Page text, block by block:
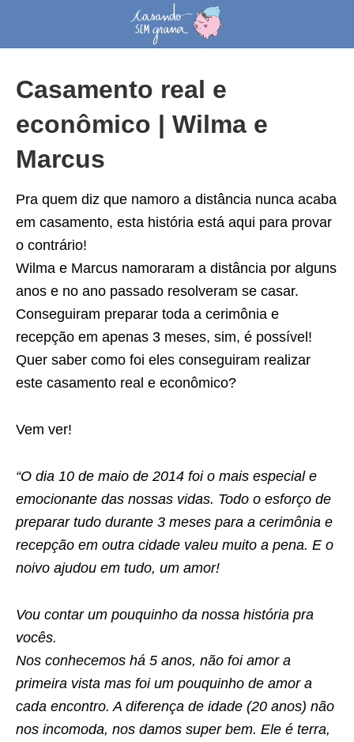
Casamento real e
econômico | Wilma e
Marcus
Pra quem diz que namoro a distância nunca acaba
em casamento, esta história está aqui para provar
o contrário!
Wilma e Marcus namoraram a distância por alguns
anos e no ano passado resolveram se casar.
Conseguiram preparar toda a cerimônia e
recepção em apenas 3 meses, sim, é possível!
Quer saber como foi eles conseguiram realizar
este casamento real e econômico?
Vem ver!
“O dia 10 de maio de 2014 foi o mais especial e
emocionante das nossas vidas. Todo o esforço de
preparar tudo durante 3 meses para a cerimônia e
recepção em outra cidade valeu muito a pena. E o
noivo ajudou em tudo, um amor!
Vou contar um pouquinho da nossa história pra
vocês.
Nos conhecemos há 5 anos, não foi amor a
primeira vista mas foi um pouquinho de amor a
cada encontro. A diferença de idade (20 anos) não
nos incomoda, nos damos super bem. Ele é terra,